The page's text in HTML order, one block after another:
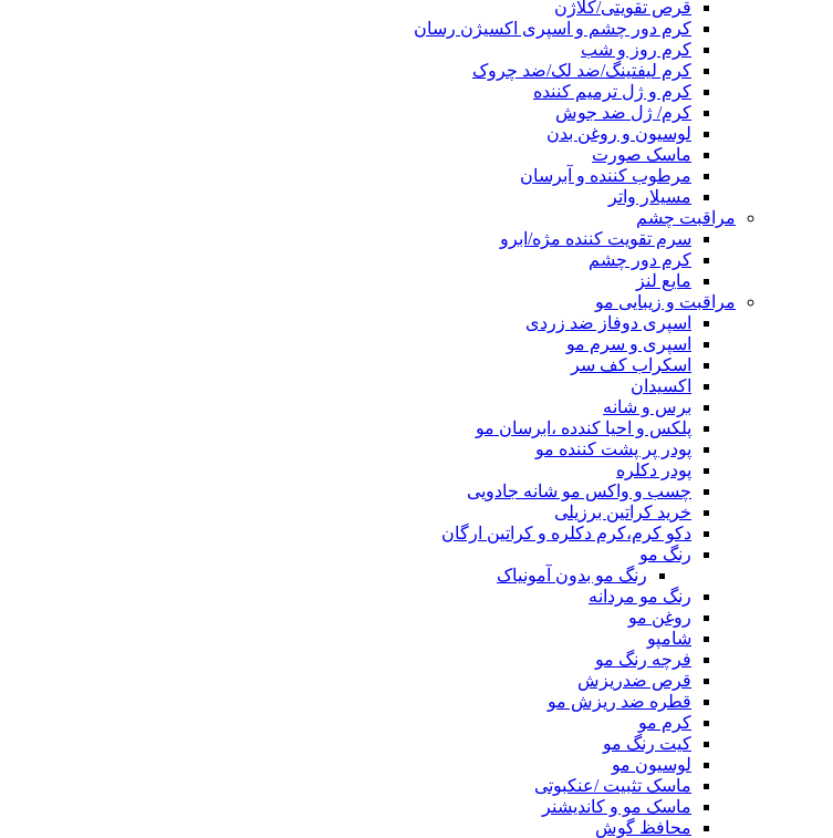
قرص تقویتی/کلاژن
کرم دور چشم و اسپری اکسیژن رسان
کرم روز و شب
کرم لیفتینگ/ضد لک/ضد چروک
کرم و ژل ترمیم کننده
کرم/ ژل ضد جوش
لوسیون و روغن بدن
ماسک صورت
مرطوب کننده و آبرسان
مسیلار واتر
مراقبت چشم
سرم تقویت کننده مژه/ابرو
کرم دور چشم
مایع لنز
مراقبت و زیبایی مو
اسپری دوفاز ضد زردی
اسپری و سرم مو
اسکراب کف سر
اکسیدان
برس و شانه
پلکس و احیا کندده ،ابرسان مو
پودر پر پشت کننده مو
پودر دکلره
چسب و واکس مو شانه جادویی
خرید کراتین برزیلی
دکو کرم،کرم دکلره و کراتین ارگان
رنگ مو
رنگ مو بدون آمونیاک
رنگ مو مردانه
روغن مو
شامپو
فرچه رنگ مو
قرص ضدریزش
قطره ضد ریزش مو
کرم مو
کیت رنگ مو
لوسیون مو
ماسک تثبیت /عنکبوتی
ماسک مو و کاندیشنر
محافظ گوش